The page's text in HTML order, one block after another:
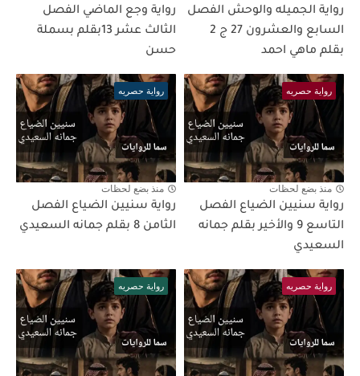
رواية الجميله والوحش الفصل
السابع والعشرون 27 ج 2
بقلم ماهي احمد
رواية وجع الماضي الفصل
الثالث عشر 13بقلم بسملة
حسن
رواية حصريه
منذ بضع لحظات
رواية سنيين الضياع الفصل
التاسع 9 والأخير بقلم جمانه
السعيدي
رواية حصريه
منذ بضع لحظات
رواية سنيين الضياع الفصل
الثامن 8 بقلم جمانه السعيدي
رواية حصريه رواية حصريه